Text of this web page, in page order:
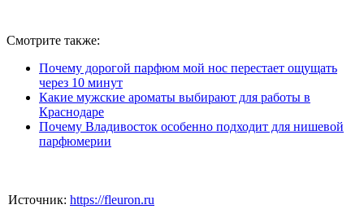
Смотрите также:
Почему дорогой парфюм мой нос перестает ощущать
через 10 минут
Какие мужские ароматы выбирают для работы в
Краснодаре
Почему Владивосток особенно подходит для нишевой
парфюмерии
Источник: https://fleuron.ru